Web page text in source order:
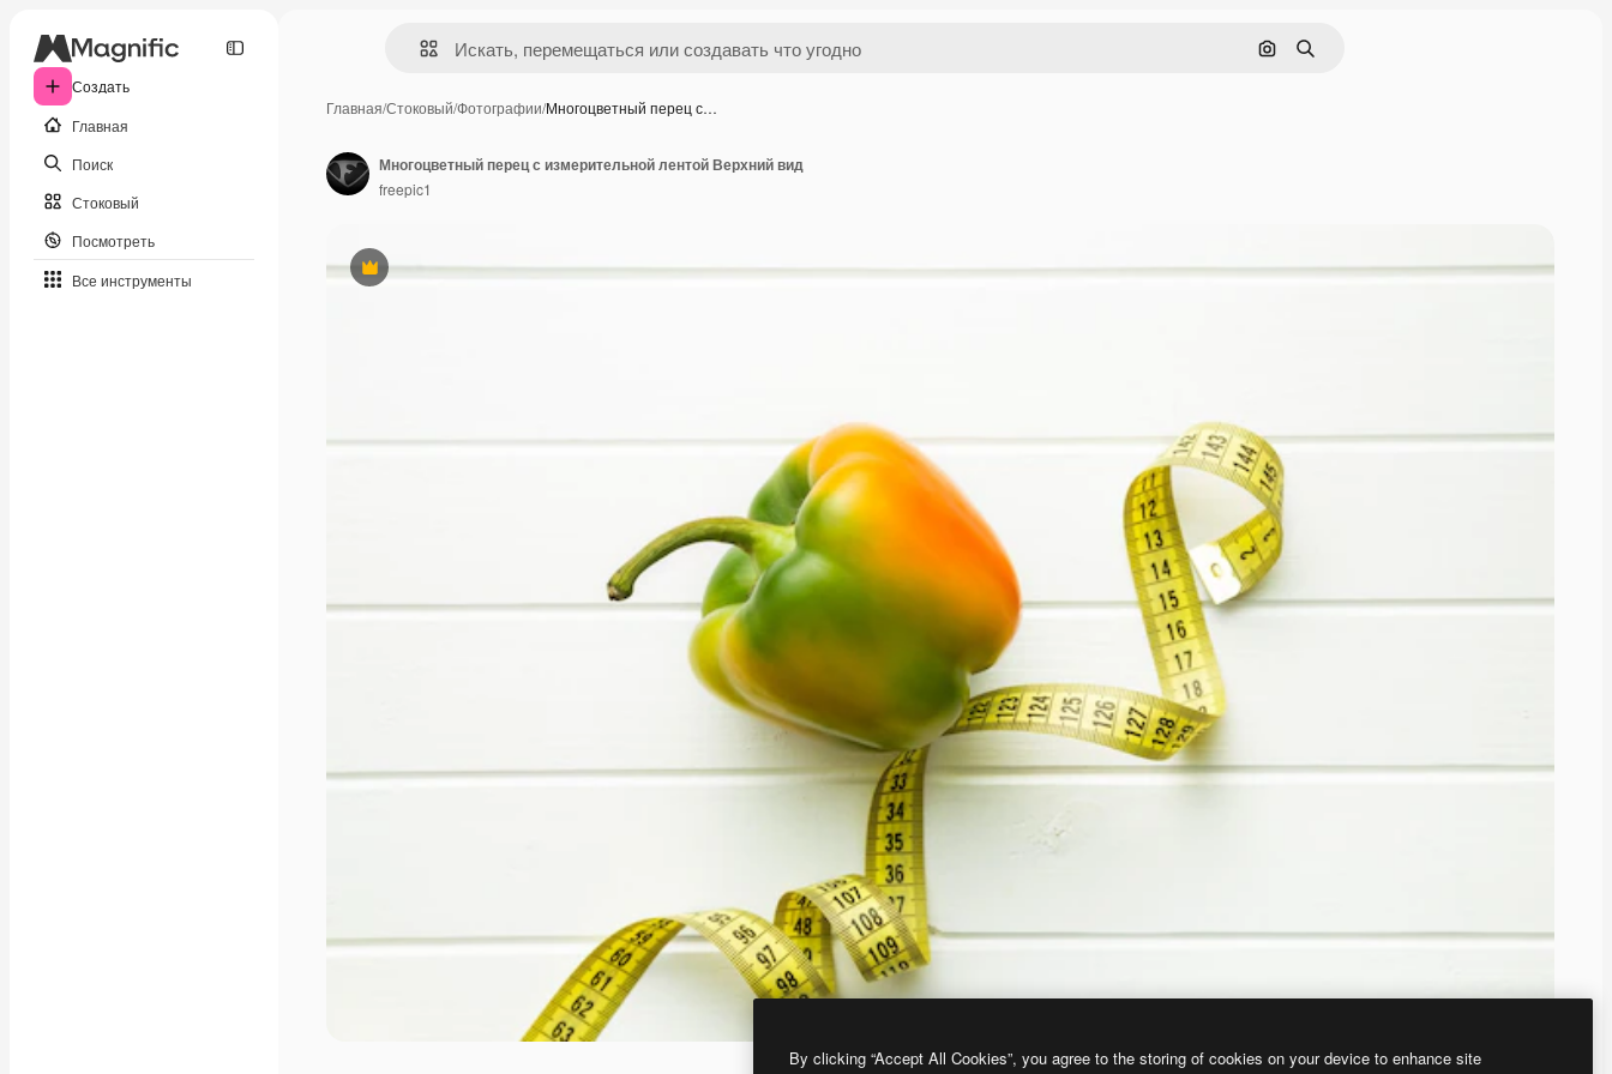
Создать
Главная
Поиск
Стоковый
Посмотреть
Все инструменты
Поиск по изображению
Поиск
Главная/Стоковый/Фотографии/Многоцветный перец с…
Премиум
Многоцветный перец с измерительной лентой Верхний вид
freepic1
By clicking “Accept All Cookies”, you agree to the storing of cookies on your device to enhance site